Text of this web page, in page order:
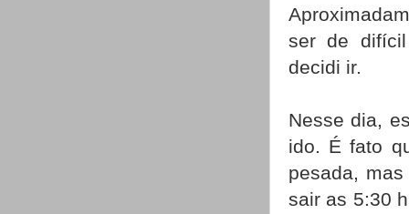
ser de difícil
decidi ir.
Nesse dia,
ido. É fato
pesada,
sair as 5:30